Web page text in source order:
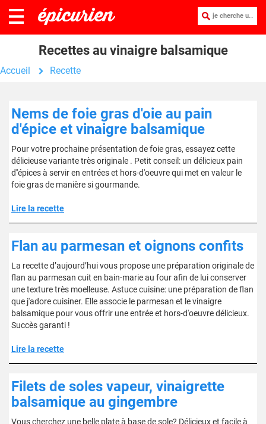
je cherche une recette :
Recettes au vinaigre balsamique
Accueil Recette
Nems de foie gras d'oie au pain
d'épice et vinaigre balsamique
Pour votre prochaine présentation de foie gras, essayez cette
délicieuse variante très originale . Petit conseil: un délicieux pain
d''épices à servir en entrées et hors-d'oeuvre qui met en valeur le
foie gras de manière si gourmande.
Lire la recette
Flan au parmesan et oignons confits
La recette d’aujourd’hui vous propose une préparation originale de
flan au parmesan cuit en bain-marie au four afin de lui conserver
une texture très moelleuse. Astuce cuisine: une préparation de flan
que j'adore cuisiner. Elle associe le parmesan et le vinaigre
balsamique pour vous offrir une entrée et hors-d'oeuvre délicieux.
Succès garanti !
Lire la recette
Filets de soles vapeur, vinaigrette
balsamique au gingembre
Vous cherchez une belle plate à base de sole? Délicieux et facile à